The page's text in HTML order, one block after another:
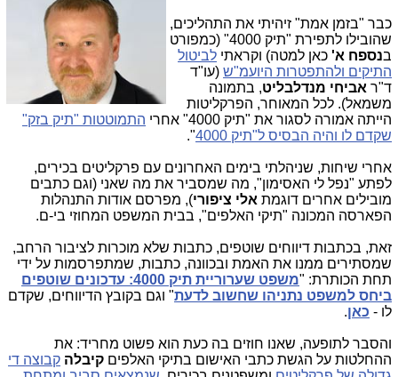
כבר "בזמן אמת" זיהיתי את התהליכים,
שהובילו לתפירת "תיק 4000" (כמפורט
בנספח א' כאן למטה) וקראתי לביטול
התיקים ולהתפטרות היועמ"ש (עו"ד
ד"ר אביחי מנדלבליט, בתמונה
משמאל). לכל המאוחר, הפרקליטות
הייתה אמורה לסגור את "תיק 4000" אחרי
התמוטטות "תיק בזק"
שקדם לו והיה הבסיס ל"תיק 4000
".
אחרי שיחות, שניהלתי בימים האחרונים עם פרקליטים בכירים,
לפתע "נפל לי האסימון", מה שמסביר את מה שאני (וגם כתבים
מובילים אחרים דוגמת אלי ציפורי), מפרסם אודות התנהלות
הפארסה המכונה "תיקי האלפים", בבית המשפט המחוזי בי-ם.
זאת, בכתבות דיווחים שוטפים, כתבות שלא מוכרות לציבור הרחב,
שמסתירים ממנו את האמת ובכוונה, כתבות, שמתפרסמות על ידי
תחת הכותרת: "
משפט שערוריית תיק 4000: עדכונים שוטפים
ביחס למשפט נתניהו שחשוב לדעת" וגם בקובץ הדיווחים, שקדם
לו - כאן.
והסבר לתופעה, שאנו חוזים בה כעת הוא פשוט מחריד: את
ההחלטות על הגשת כתבי האישום בתיקי האלפים קיבלה קבוצה די